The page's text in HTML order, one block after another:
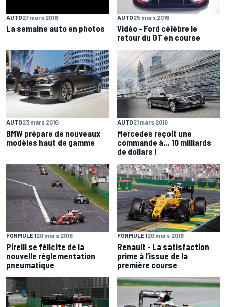
AUTO27 mars 2016
La semaine auto en photos
AUTO25 mars 2016
Vidéo - Ford célèbre le
retour du GT en course
AUTO23 mars 2016
BMW prépare de nouveaux
modèles haut de gamme
AUTO21 mars 2016
Mercedes reçoit une
commande à... 10 milliards
de dollars !
FORMULE 120 mars 2016
Pirelli se félicite de la
nouvelle réglementation
pneumatique
FORMULE 120 mars 2016
Renault - La satisfaction
prime à l’issue de la
première course